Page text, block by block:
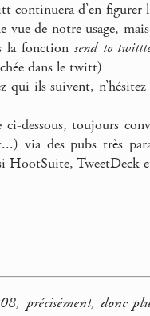
d’en figurer
vue de notre usage,
la fonction send to
dans le twitt)
qui ils suivent,
dessous, toujours
via des pubs très
HootSuite, TweetDeck
précisément, donc